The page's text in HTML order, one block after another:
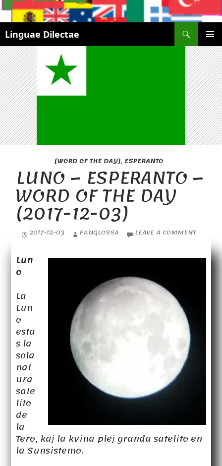
Linguae Dilectae
MENU
SKIP
TO
CONTENT
[WORD OF THE DAY], ESPERANTO
LUNO – ESPERANTO –
WORD OF THE DAY
(2017-12-03)
2017-12-03 PANGLOSSA LEAVE A COMMENT
Lun
o
La
Lun
o
esta
s la
sola
nat
ura
sate
lito
de
la
Tero, kaj la kvina plej granda satelito en
la Sunsistemo.